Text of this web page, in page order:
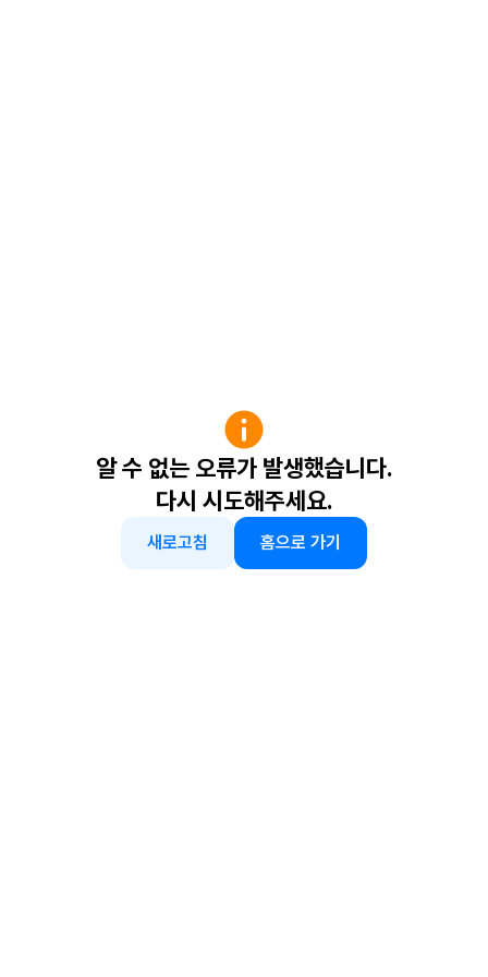
알 수 없는 오류가 발생했습니다.
다시 시도해주세요.
새로고침 홈으로 가기